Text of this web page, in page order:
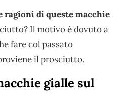
ragioni di queste macchie
Il motivo è dovuto a
fare col passato
il prosciutto.
gialle sul